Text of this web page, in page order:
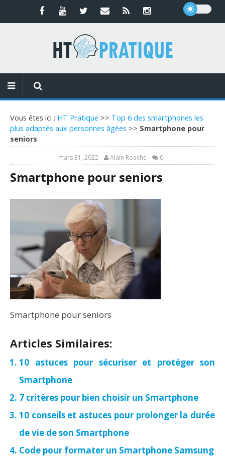
Vous êtes ici : HT Pratique >> Top 6 des smartphones les
plus adaptés aux personnes âgées >> Smartphone pour
seniors
mars 31, 2022 Alain Roache 0
Smartphone pour seniors
Smartphone pour seniors
Articles Similaires:
10 astuces pour sécuriser et protéger son
Smartphone
7 critères pour bien choisir un Smartphone
10 conseils et astuces pour prolonger la durée
de vie de son Smartphone
Code pour formater un Smartphone Samsung